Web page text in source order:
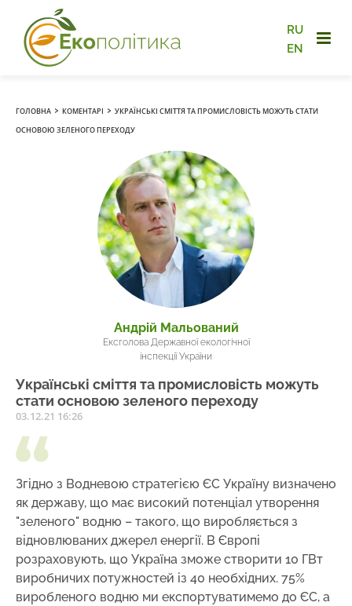
RU
EN
ГОЛОВНА › КОМЕНТАРІ › УКРАЇНСЬКІ СМІТТЯ ТА ПРОМИСЛОВІСТЬ МОЖУТЬ СТАТИ
ОСНОВОЮ ЗЕЛЕНОГО ПЕРЕХОДУ
Андрій Мальований
Ексголова Державної екологічної
інспекції України
Українські сміття та промисловість можуть
стати основою зеленого переходу
03.12.21 16:26
Згідно з Водневою стратегією ЄС Україну визначено
як державу, що має високий потенціал утворення
"зеленого" водню – такого, що виробляється з
відновлюваних джерел енергії. В Європі
розраховують, що Україна зможе створити 10 ГВт
виробничих потужностей із 40 необхідних. 75%
виробленого водню ми експортуватимемо до ЄС, а